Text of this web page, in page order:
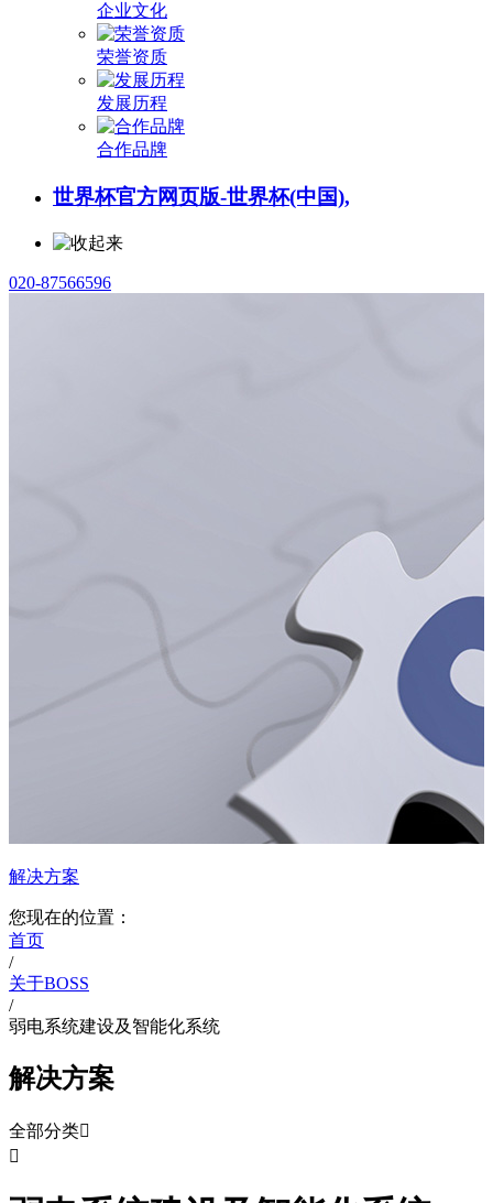
企业文化
荣誉资质
发展历程
合作品牌
世界杯官方网页版-世界杯(中国),
020-87566596
解决方案
您现在的位置：
首页
/
关于BOSS
/
弱电系统建设及智能化系统
解决方案
全部分类
